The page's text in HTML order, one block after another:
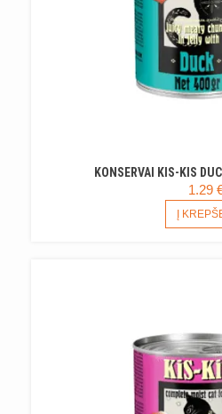
KONSERVAI KIS-KIS
1.29
Į